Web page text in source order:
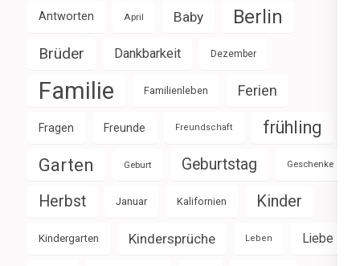
Antworten April Baby Berlin
Brüder Dankbarkeit Dezember
Familie Familienleben Ferien
Fragen Freunde Freundschaft frühling
Garten Geburt Geburtstag Geschenke
Herbst Januar Kalifornien Kinder
Kindergarten Kindersprüche Leben Liebe